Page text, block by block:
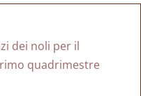
dei noli per il
quadrimestre